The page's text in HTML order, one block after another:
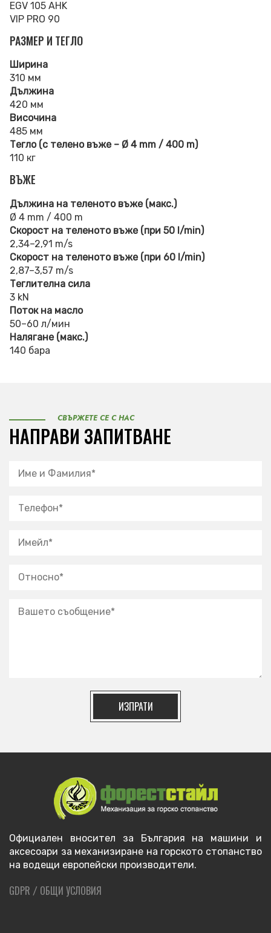
EGV 105 AHK
VIP PRO 90
РАЗМЕР И ТЕГЛО
Ширина
310 мм
Дължина
420 мм
Височина
485 мм
Тегло (с телено въже – Ø 4 mm / 400 m)
110 кг
ВЪЖЕ
Дължина на теленото въже (макс.)
Ø 4 mm / 400 m
Скорост на теленото въже (при 50 l/min)
2,34–2,91 m/s
Скорост на теленото въже (при 60 l/min)
2,87–3,57 m/s
Теглителна сила
3 kN
Поток на масло
50–60 л/мин
Налягане (макс.)
140 бара
СВЪРЖЕТЕ СЕ С НАС
НАПРАВИ ЗАПИТВАНЕ
ИЗПРАТИ
Официален вносител за България на машини и
аксесоари за механизиране на горското стопанство
на водещи европейски производители.
GDPR / ОБЩИ УСЛОВИЯ